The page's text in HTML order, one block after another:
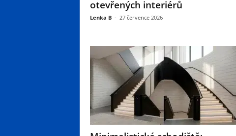
otevřených interiérů
Lenka B - 27 července 2026